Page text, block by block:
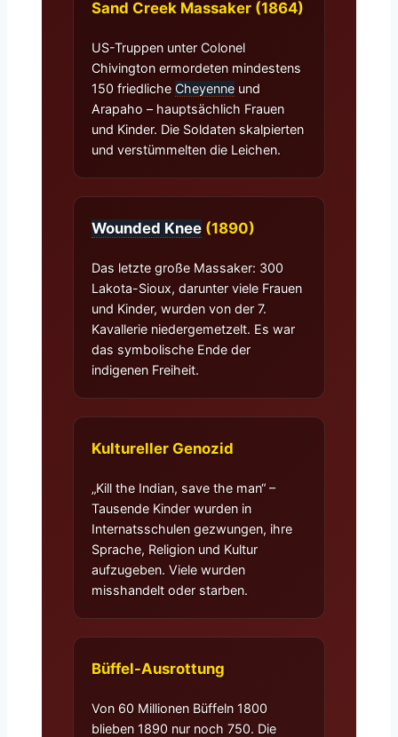
Sand Creek Massaker (1864)
US-Truppen unter Colonel
Chivington ermordeten mindestens
150 friedliche Cheyenne und
Arapaho – hauptsächlich Frauen
und Kinder. Die Soldaten skalpierten
und verstümmelten die Leichen.
Wounded Knee (1890)
Das letzte große Massaker: 300
Lakota-Sioux, darunter viele Frauen
und Kinder, wurden von der 7.
Kavallerie niedergemetzelt. Es war
das symbolische Ende der
indigenen Freiheit.
Kultureller Genozid
„Kill the Indian, save the man“ –
Tausende Kinder wurden in
Internatsschulen gezwungen, ihre
Sprache, Religion und Kultur
aufzugeben. Viele wurden
misshandelt oder starben.
Büffel-Ausrottung
Von 60 Millionen Büffeln 1800
blieben 1890 nur noch 750. Die